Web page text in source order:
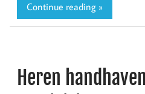
Continue reading »
Heren